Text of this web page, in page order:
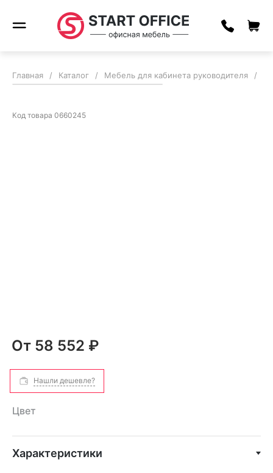
Главная / Каталог / Мебель для кабинета руководителя /
Код товара 0660245
От 58 552 ₽
Нашли дешевле?
Цвет
Характеристики